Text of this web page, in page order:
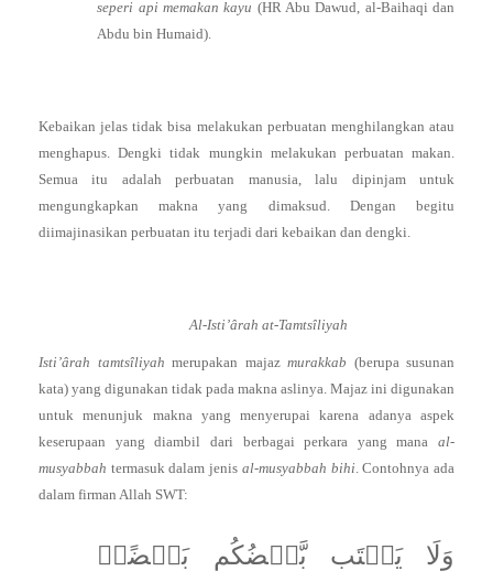
seperi api memakan kayu (HR Abu Dawud, al-Baihaqi dan
Abdu bin Humaid).
Kebaikan jelas tidak bisa melakukan perbuatan menghilangkan atau
menghapus. Dengki tidak mungkin melakukan perbuatan makan.
Semua itu adalah perbuatan manusia, lalu dipinjam untuk
mengungkapkan makna yang dimaksud. Dengan begitu
diimajinasikan perbuatan itu terjadi dari kebaikan dan dengki.
Al-Isti’ârah at-Tamtsîliyah
Isti’ârah tamtsîliyah merupakan majaz murakkab (berupa susunan
kata) yang digunakan tidak pada makna aslinya. Majaz ini digunakan
untuk menunjuk makna yang menyerupai karena adanya aspek
keserupaan yang diambil dari berbagai perkara yang mana al-
musyabbah termasuk dalam jenis al-musyabbah bihi . Contohnya ada
dalam firman Allah SWT:
وَلَا يَغۡتَب بَّعۡضُكُم بَعۡضًاۚ